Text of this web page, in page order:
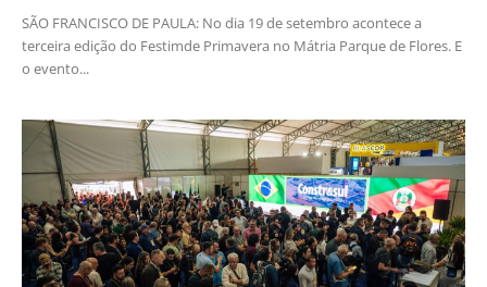
SÃO FRANCISCO DE PAULA: No dia 19 de setembro acontece a
terceira edição do Festimde Primavera no Mátria Parque de Flores. E
o evento...